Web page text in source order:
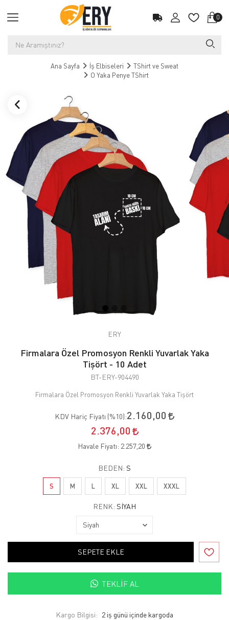
0
Ana Sayfa İş Elbiseleri
TShirt ve Sweat
O Yaka Penye TShirt
ERY
Firmalara Özel Promosyon Renkli Yuvarlak Yaka
Tişört - 10 Adet
BT-ERY-904490
Firmalara Özel Promosyon Renkli Yuvarlak Yaka Tişört
KDV Hariç Fiyatı (%10):2.160,00
2.376,00
Havale Fiyatı: 2.257,20
BEDEN: S
S M L XL XXL XXXL
RENK: SIYAH
SEPETE EKLE
TEKLIF AL
Kargo Bilgisi: 2 iş günü içinde kargoda